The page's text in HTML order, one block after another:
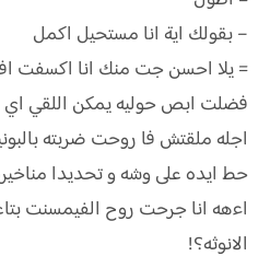
– بقولك اية انا مستحيل اكمل
= يلا احسن جت منك انا اكسفت
فضلت ابص حوليه يمكن اللقي
اجله ملقتش فا روحت ضربته
حط ايده على وشه و تحديدا
اءهه انا جرحت روح الفيمسنت
الانوثه؟!